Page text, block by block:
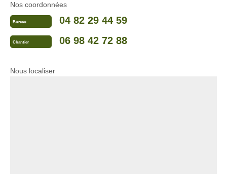
Nos coordonnées
Bureau 04 82 29 44 59
Chantier 06 98 42 72 88
Nous localiser